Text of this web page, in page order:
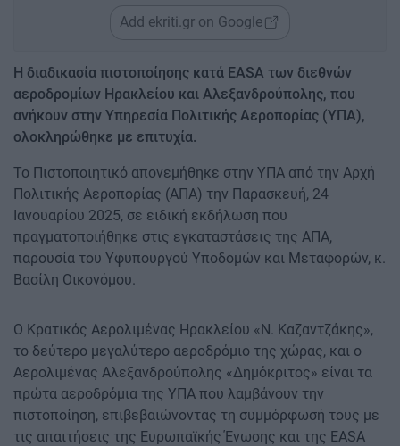
Add ekriti.gr on Google
Η διαδικασία πιστοποίησης κατά EASA των διεθνών
αεροδρομίων Ηρακλείου και Αλεξανδρούπολης, που
ανήκουν στην Υπηρεσία Πολιτικής Αεροπορίας (ΥΠΑ),
ολοκληρώθηκε με επιτυχία.
Το Πιστοποιητικό απονεμήθηκε στην ΥΠΑ από την Αρχή
Πολιτικής Αεροπορίας (ΑΠΑ) την Παρασκευή, 24
Ιανουαρίου 2025, σε ειδική εκδήλωση που
πραγματοποιήθηκε στις εγκαταστάσεις της ΑΠΑ,
παρουσία του Υφυπουργού Υποδομών και Μεταφορών, κ.
Βασίλη Οικονόμου.
Ο Κρατικός Αερολιμένας Ηρακλείου «Ν. Καζαντζάκης»,
το δεύτερο μεγαλύτερο αεροδρόμιο της χώρας, και ο
Αερολιμένας Αλεξανδρούπολης «Δημόκριτος» είναι τα
πρώτα αεροδρόμια της ΥΠΑ που λαμβάνουν την
πιστοποίηση, επιβεβαιώνοντας τη συμμόρφωσή τους με
τις απαιτήσεις της Ευρωπαϊκής Ένωσης και της EASA